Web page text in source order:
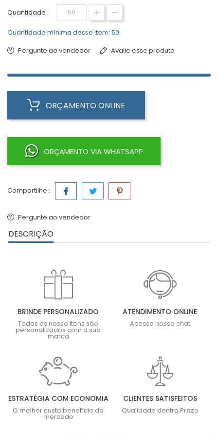
Quantidade :
Quantidade mínima desse item: 50.
Pergunte ao vendedor
Avalie esse produto
ORÇAMENTO ONLINE
ORÇAMENTO VIA WHATSAPP
Compartilhe :
Pergunte ao vendedor
DESCRIÇÃO
BRINDE PERSONALIZADO
Todos os nosso itens são
personalizados com a sua
marca
ATENDIMENTO ONLINE
Acesse nosso chat
ESTRATÉGIA COM ECONOMIA
O melhor custo benefício do
mercado
CLIENTES SATISFEITOS
Qualidade dentro Prazo